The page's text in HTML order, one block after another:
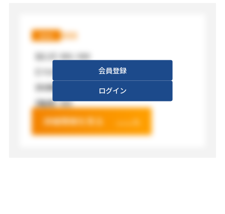
XXX XXX
【広さ】
XXX / XXX
【利用料金】
【電源】XXX
詳細情報を見る
会員登録
ログイン